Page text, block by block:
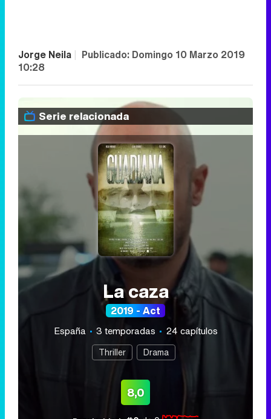
Jorge Neila | Publicado: Domingo 10 Marzo 2019
10:28
Serie relacionada
La caza
2019 - Act
España 3 temporadas 24 capítulos
Thriller Drama
8,0